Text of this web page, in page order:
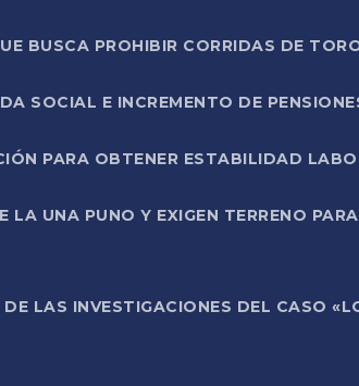
BUSCA PROHIBIR CORRIDAS DE
SOCIAL E INCREMENTO DE
PARA OBTENER ESTABILIDAD
UNA PUNO Y EXIGEN TERRENO
LAS INVESTIGACIONES DEL CASO